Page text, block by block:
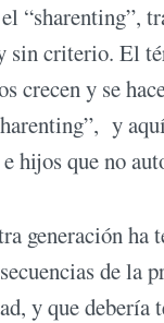
“sharenting”,
sin criterio. El
crecen y se
y
hijos que no
generación
de la
y que debería